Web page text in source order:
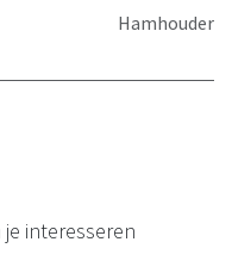
Hamhouder
interesseren